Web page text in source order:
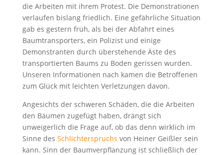
die Arbeiten mit ihrem Protest. Die Demonstrationen
verlaufen bislang friedlich. Eine gefährliche Situation
gab es gestern früh, als bei der Abfahrt eines
Baumtransporters, ein Polizist und einige
Demonstranten durch überstehende Äste des
transportierten Baums zu Boden gerissen wurden.
Unseren Informationen nach kamen die Betroffenen
zum Glück mit leichten Verletzungen davon.
Angesichts der schweren Schäden, die die Arbeiten
den Bäumen zugefügt haben, drängt sich
unweigerlich die Frage auf, ob das denn wirklich im
Sinne des Schlichterspruchs von Heiner Geißler sein
kann. Sinn der Baumverpflanzung ist schließlich der